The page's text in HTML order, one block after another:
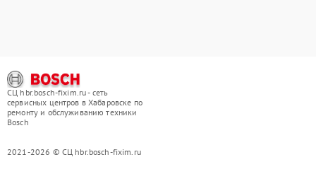
СЦ hbr.bosch-fixim.ru - сеть
сервисных центров в Хабаровске по
ремонту и обслуживанию техники
Bosch
2021-2026 © СЦ hbr.bosch-fixim.ru